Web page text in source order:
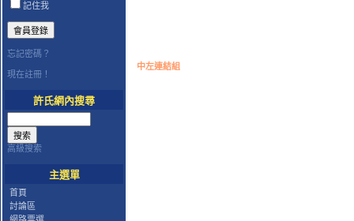
記住我
忘記密碼？
現在註冊！
許氏網內搜尋
高級搜索
主選單
首頁
討論區
中左連結組